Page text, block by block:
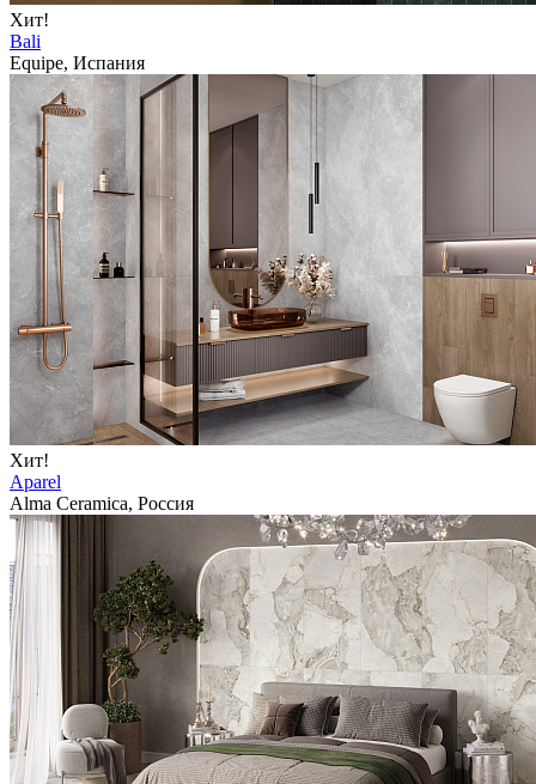
Хит!
Bali
Equipe, Испания
Хит!
Aparel
Alma Ceramica, Россия